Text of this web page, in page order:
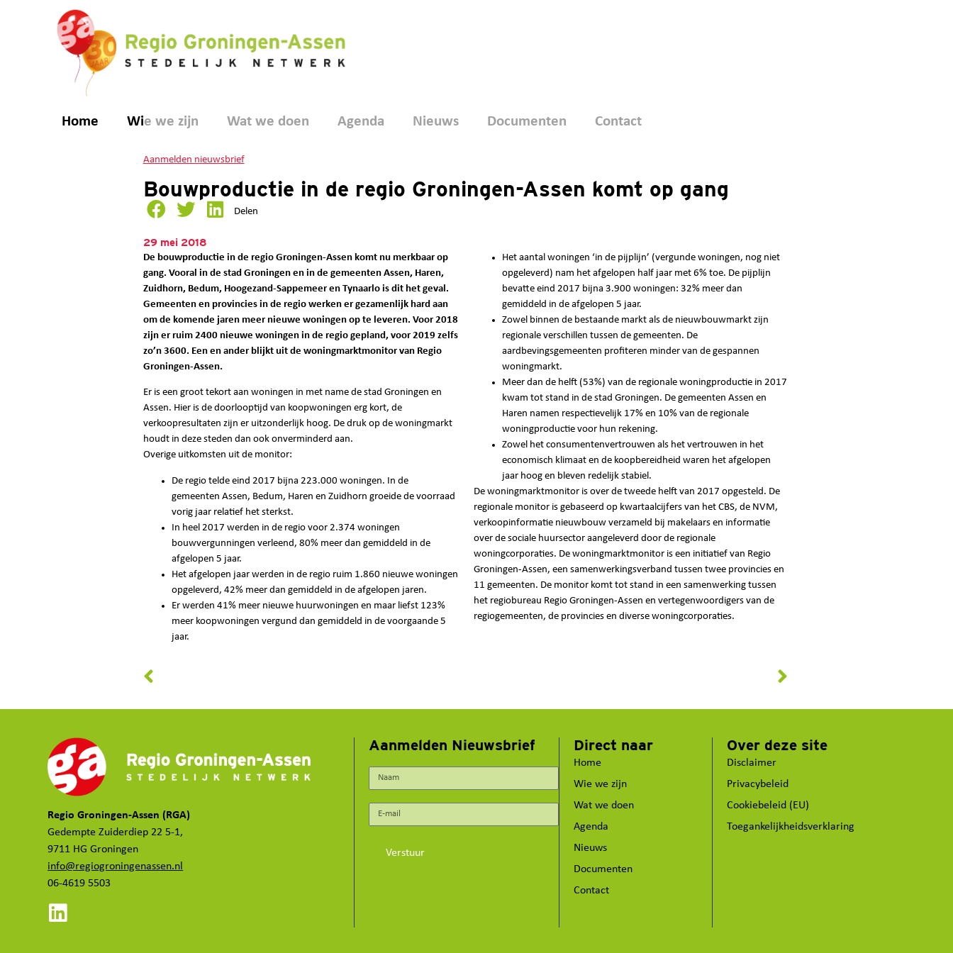
Home Wie we zijn Wat we doen Agenda Nieuws Documenten Contact
Aanmelden nieuwsbrief
Bouwproductie in de regio Groningen-Assen komt op gang
Delen
29 mei 2018
De bouwproductie in de regio Groningen-Assen komt nu merkbaar op
gang. Vooral in de stad Groningen en in de gemeenten Assen, Haren,
Zuidhorn, Bedum, Hoogezand-Sappemeer en Tynaarlo is dit het geval.
Gemeenten en provincies in de regio werken er gezamenlijk hard aan
om de komende jaren meer nieuwe woningen op te leveren. Voor 2018
zijn er ruim 2400 nieuwe woningen in de regio gepland, voor 2019 zelfs
zo’n 3600. Een en ander blijkt uit de woningmarktmonitor van Regio
Groningen-Assen.
Er is een groot tekort aan woningen in met name de stad Groningen en
Assen. Hier is de doorlooptijd van koopwoningen erg kort, de
verkoopresultaten zijn er uitzonderlijk hoog. De druk op de woningmarkt
houdt in deze steden dan ook onverminderd aan.
Overige uitkomsten uit de monitor:
De regio telde eind 2017 bijna 223.000 woningen. In de
gemeenten Assen, Bedum, Haren en Zuidhorn groeide de voorraad
vorig jaar relatief het sterkst.
In heel 2017 werden in de regio voor 2.374 woningen
bouwvergunningen verleend, 80% meer dan gemiddeld in de
afgelopen 5 jaar.
Het afgelopen jaar werden in de regio ruim 1.860 nieuwe woningen
opgeleverd, 42% meer dan gemiddeld in de afgelopen jaren.
Er werden 41% meer nieuwe huurwoningen en maar liefst 123%
meer koopwoningen vergund dan gemiddeld in de voorgaande 5
jaar.
Het aantal woningen ‘in de pijplijn’ (vergunde woningen, nog niet
opgeleverd) nam het afgelopen half jaar met 6% toe. De pijplijn
bevatte eind 2017 bijna 3.900 woningen: 32% meer dan
gemiddeld in de afgelopen 5 jaar.
Zowel binnen de bestaande markt als de nieuwbouwmarkt zijn
regionale verschillen tussen de gemeenten. De
aardbevingsgemeenten profiteren minder van de gespannen
woningmarkt.
Meer dan de helft (53%) van de regionale woningproductie in 2017
kwam tot stand in de stad Groningen. De gemeenten Assen en
Haren namen respectievelijk 17% en 10% van de regionale
woningproductie voor hun rekening.
Zowel het consumentenvertrouwen als het vertrouwen in het
economisch klimaat en de koopbereidheid waren het afgelopen
jaar hoog en bleven redelijk stabiel.
De woningmarktmonitor is over de tweede helft van 2017 opgesteld. De
regionale monitor is gebaseerd op kwartaalcijfers van het CBS, de NVM,
verkoopinformatie nieuwbouw verzameld bij makelaars en informatie
over de sociale huursector aangeleverd door de regionale
woningcorporaties. De woningmarktmonitor is een initiatief van Regio
Groningen-Assen, een samenwerkingsverband tussen twee provincies en
11 gemeenten. De monitor komt tot stand in een samenwerking tussen
het regiobureau Regio Groningen-Assen en vertegenwoordigers van de
regiogemeenten, de provincies en diverse woningcorporaties.
Regio Groningen-Assen (RGA)
Gedempte Zuiderdiep 22 5-1,
9711 HG Groningen
info@regiogroningenassen.nl
06-4619 5503
Aanmelden Nieuwsbrief
Verstuur
Direct naar
Home
Wie we zijn
Wat we doen
Agenda
Nieuws
Documenten
Contact
Over deze site
Disclaimer
Privacybeleid
Cookiebeleid (EU)
Toegankelijkheidsverklaring